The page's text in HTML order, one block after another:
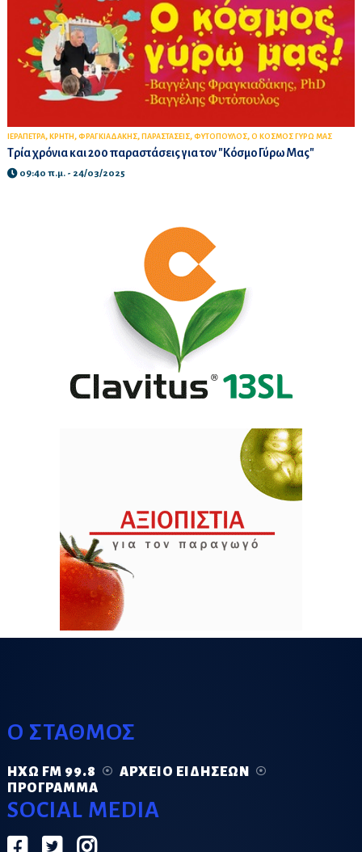
ΙΕΡΑΠΕΤΡΑ, ΚΡΗΤΗ , ΦΡΑΓΚΙΑΔΑΚΗΣ, ΠΑΡΑΣΤΑΣΕΙΣ, ΦΥΤΟΠΟΥΛΟΣ, Ο ΚΟΣΜΟΣ ΓΥΡΩ ΜΑΣ
Τρία χρόνια και 200 παραστάσεις για τον "Κόσμο Γύρω Μας"
09:40 π.μ. - 24/03/2025
Ο ΣΤΑΘΜΟΣ
ΗΧΏ FM 99.8
ΑΡΧΕΊΟ ΕΙΔΉΣΕΩΝ
ΠΡΌΓΡΑΜΜΑ
SOCIAL MEDIA